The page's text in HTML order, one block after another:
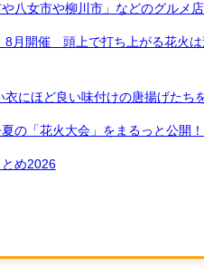
八女市や柳川市」などのグルメ
月開催 頭上で打ち上がる花火は
にほど良い味付けの唐揚げたち
の「花火大会」をまるっと公開！
め2026